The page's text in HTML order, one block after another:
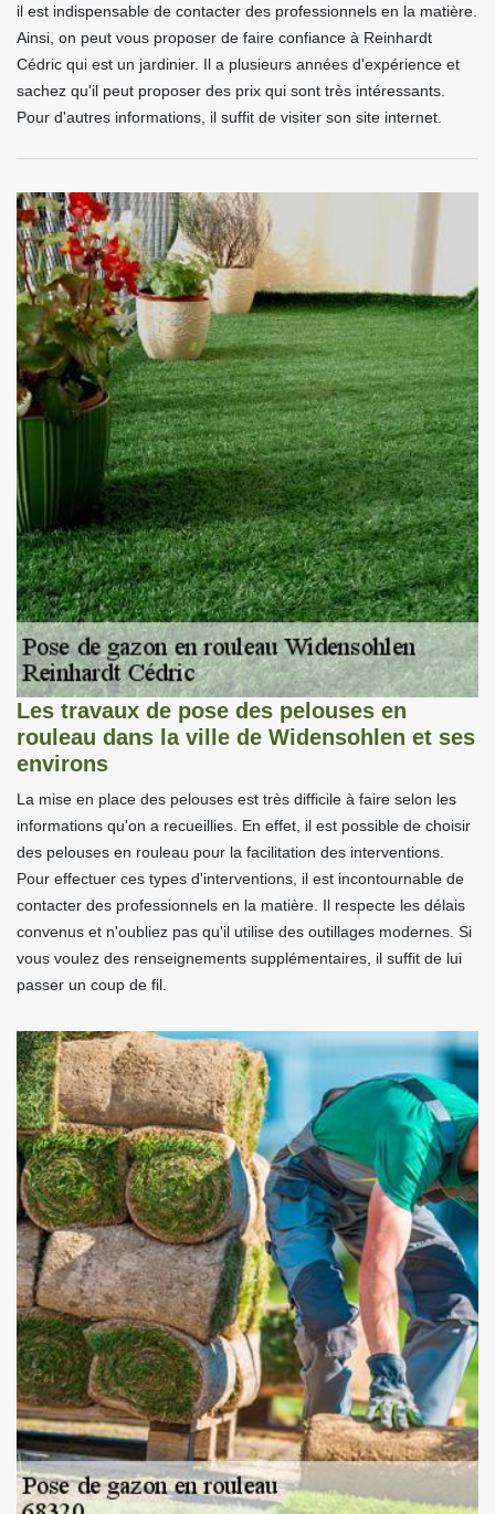
il est indispensable de contacter des professionnels en la matière.
Ainsi, on peut vous proposer de faire confiance à Reinhardt
Cédric qui est un jardinier. Il a plusieurs années d'expérience et
sachez qu'il peut proposer des prix qui sont très intéressants.
Pour d'autres informations, il suffit de visiter son site internet.
Les travaux de pose des pelouses en
rouleau dans la ville de Widensohlen et ses
environs
La mise en place des pelouses est très difficile à faire selon les
informations qu'on a recueillies. En effet, il est possible de choisir
des pelouses en rouleau pour la facilitation des interventions.
Pour effectuer ces types d'interventions, il est incontournable de
contacter des professionnels en la matière. Il respecte les délais
convenus et n'oubliez pas qu'il utilise des outillages modernes. Si
vous voulez des renseignements supplémentaires, il suffit de lui
passer un coup de fil.